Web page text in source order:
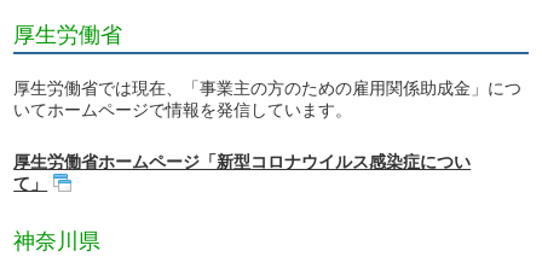
厚生労働省
厚生労働省では現在、「事業主の方のための雇用関係助成金」につ
いてホームページで情報を発信しています。
厚生労働省ホームページ「新型コロナウイルス感染症につい
て」
神奈川県